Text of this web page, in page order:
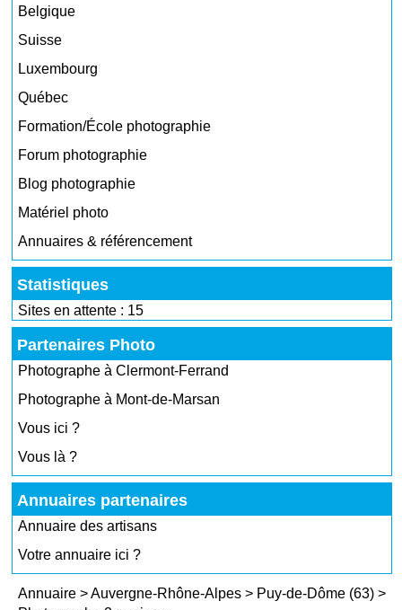
Belgique
Suisse
Luxembourg
Québec
Formation/École photographie
Forum photographie
Blog photographie
Matériel photo
Annuaires & référencement
Statistiques
Sites en attente : 15
Partenaires Photo
Photographe à Clermont-Ferrand
Photographe à Mont-de-Marsan
Vous ici ?
Vous là ?
Annuaires partenaires
Annuaire des artisans
Votre annuaire ici ?
Annuaire >Auvergne-Rhône-Alpes > Puy-de-Dôme (63) >